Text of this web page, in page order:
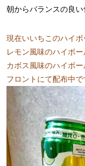
朝からバランスの良
現在いいちこのハイ
レモン風味のハイボー
カボス風味のハイボ
フロントにて配布中で